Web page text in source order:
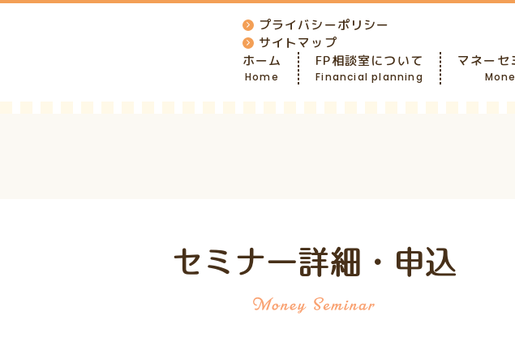
プライバシーポリシー
サイトマップ
ホーム
Home
FP相談室について
Financial planning
マネーセ
セミナー詳細・申込